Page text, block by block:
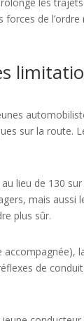
les trajets
de
sur la route.
lieu de 130
mais aussi
plus sûr.
de